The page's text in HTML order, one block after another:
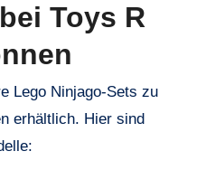
Toys R
Lego Ninjago-Sets zu
erhältlich. Hier sind